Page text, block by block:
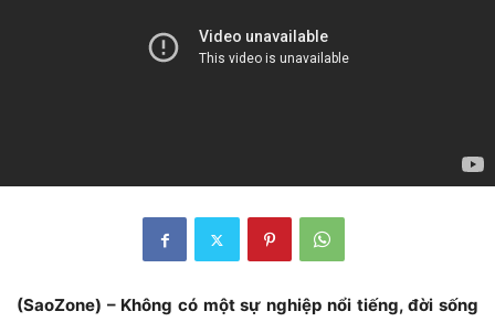
(SaoZone) – Không có một sự nghiệp nổi tiếng, đời sống